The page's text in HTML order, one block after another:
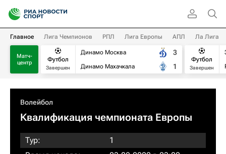
Главное Лига Чемпионов РПЛ Лига Европы АПЛ Ла Лига
Матч-
центр
Футбол
Завершен
Динамо Москва
Динамо Махачкала
3
1
Футбол
Завершен
Волейбол
Квалификация чемпионата Европы
Тур:
1